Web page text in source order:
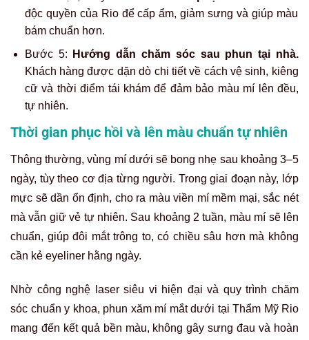
độc quyền của Rio để cấp ẩm, giảm sưng và giúp màu
bám chuẩn hơn.
Bước 5:
Hướng dẫn chăm sóc sau phun tại nhà.
Khách hàng được dặn dò chi tiết về cách vệ sinh, kiêng
cữ và thời điểm tái khám để đảm bảo màu mí lên đều,
tự nhiên.
Thời gian phục hồi và lên màu chuẩn tự nhiên
Thông thường, vùng mí dưới sẽ bong nhẹ sau khoảng 3–5
ngày, tùy theo cơ địa từng người. Trong giai đoạn này, lớp
mực sẽ dần ổn định, cho ra màu viền mí mềm mại, sắc nét
mà vẫn giữ vẻ tự nhiên. Sau khoảng 2 tuần, màu mí sẽ lên
chuẩn, giúp đôi mắt trông to, có chiều sâu hơn mà không
cần kẻ eyeliner hằng ngày.
Nhờ công nghệ laser siêu vi hiện đại và quy trình chăm
sóc chuẩn y khoa, phun xăm mí mắt dưới tại Thẩm Mỹ Rio
mang đến kết quả bền màu, không gây sưng đau và hoàn